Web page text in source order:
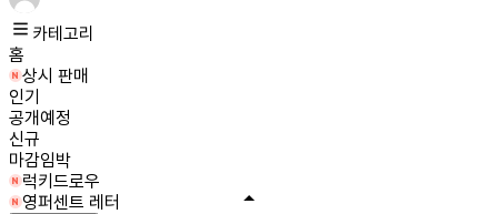
카테고리
홈
상시 판매
인기
공개예정
신규
마감임박
럭키드로우
영퍼센트 레터